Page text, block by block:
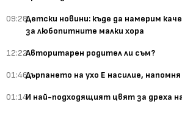
09:28Детски новини: къде да намерим
за любопитните малки хора
12:22Авторитарен родител ли съм?
01:46Дърпането на ухо Е насилие,
01:14И най-подходящият цвят за дреха